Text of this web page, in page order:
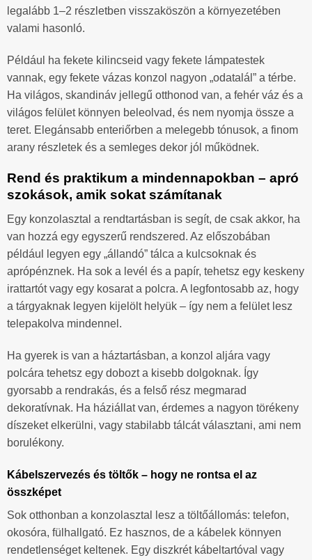
legalább 1–2 részletben visszaköszön a környezetében
valami hasonló.
Például ha fekete kilincseid vagy fekete lámpatestek
vannak, egy fekete vázas konzol nagyon „odatalál” a térbe.
Ha világos, skandináv jellegű otthonod van, a fehér váz és a
világos felület könnyen beleolvad, és nem nyomja össze a
teret. Elegánsabb enteriőrben a melegebb tónusok, a finom
arany részletek és a semleges dekor jól működnek.
Rend és praktikum a mindennapokban – apró
szokások, amik sokat számítanak
Egy konzolasztal a rendtartásban is segít, de csak akkor, ha
van hozzá egy egyszerű rendszered. Az előszobában
például legyen egy „állandó” tálca a kulcsoknak és
aprópénznek. Ha sok a levél és a papír, tehetsz egy keskeny
irattartót vagy egy kosarat a polcra. A legfontosabb az, hogy
a tárgyaknak legyen kijelölt helyük – így nem a felület lesz
telepakolva mindennel.
Ha gyerek is van a háztartásban, a konzol aljára vagy
polcára tehetsz egy dobozt a kisebb dolgoknak. Így
gyorsabb a rendrakás, és a felső rész megmarad
dekoratívnak. Ha háziállat van, érdemes a nagyon törékeny
díszeket elkerülni, vagy stabilabb tálcát választani, ami nem
borulékony.
Kábelszervezés és töltők – hogy ne rontsa el az
összképet
Sok otthonban a konzolasztal lesz a töltőállomás: telefon,
okosóra, fülhallgató. Ez hasznos, de a kábelek könnyen
rendetlenséget keltenek. Egy diszkrét kábeltartóval vagy